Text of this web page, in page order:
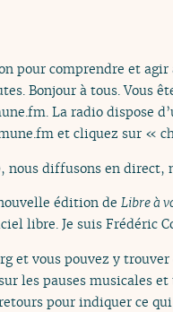
pour comprendre et
Bonjour à tous. Vous
La radio dispose
et cliquez sur «
nous diffusons en
édition de Libre à
libre. Je suis Frédéric
et vous pouvez y
les pauses musicales
pour indiquer ce